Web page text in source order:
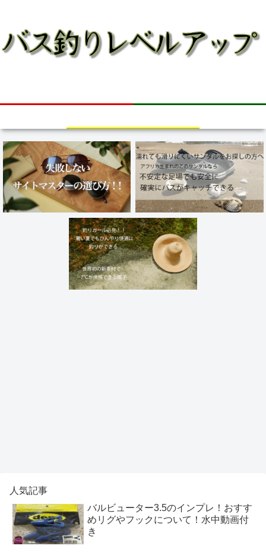
りができる！！最新の夏用帽子！
人気記事
バルビューター3.5のインプレ！おすす
めリグやフックについて！水中動画付
き